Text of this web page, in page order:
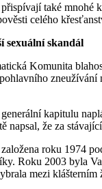
také mnohé
celého
sexuální skandál
Komunita
kapitulu
napsal, že za
roku 1974
Roku 2003 byla
mezi